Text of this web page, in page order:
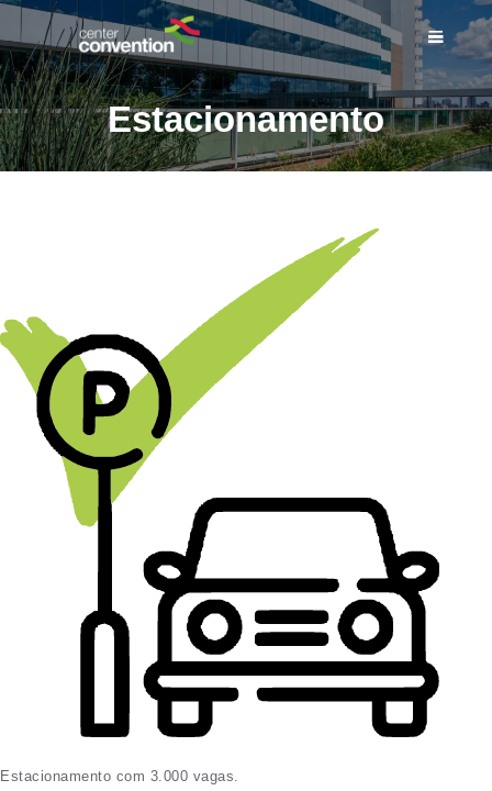
Estacionamento
EVENTOS
BLOG DO CENTER
CONVENTION
COMPLEXO
CONTATO
Estacionamento com 3.000 vagas.